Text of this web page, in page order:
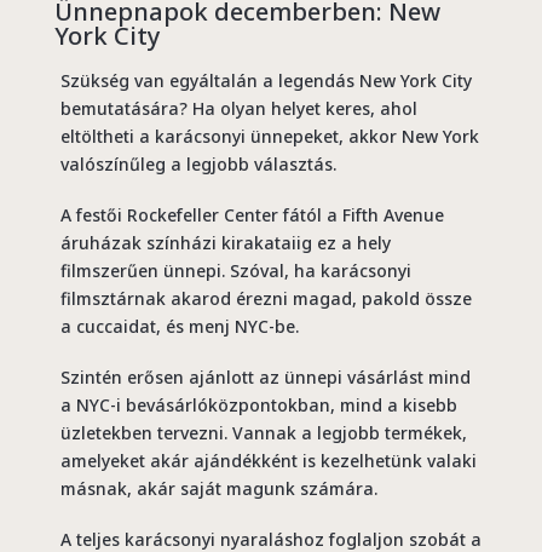
Ünnepnapok decemberben: New
York City
Szükség van egyáltalán a legendás New York City
bemutatására? Ha olyan helyet keres, ahol
eltöltheti a karácsonyi ünnepeket, akkor New York
valószínűleg a legjobb választás.
A festői Rockefeller Center fától a Fifth Avenue
áruházak színházi kirakataiig ez a hely
filmszerűen ünnepi. Szóval, ha karácsonyi
filmsztárnak akarod érezni magad, pakold össze
a cuccaidat, és menj NYC-be.
Szintén erősen ajánlott az ünnepi vásárlást mind
a NYC-i bevásárlóközpontokban, mind a kisebb
üzletekben tervezni. Vannak a legjobb termékek,
amelyeket akár ajándékként is kezelhetünk valaki
másnak, akár saját magunk számára.
A teljes karácsonyi nyaraláshoz foglaljon szobát a